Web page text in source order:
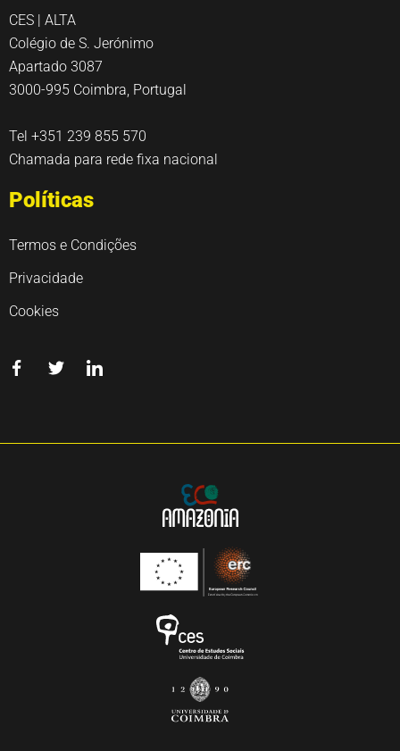
CES | ALTA
Colégio de S. Jerónimo
Apartado 3087
3000-995 Coimbra, Portugal
Tel +351 239 855 570
Chamada para rede fixa nacional
Políticas
Termos e Condições
Privacidade
Cookies